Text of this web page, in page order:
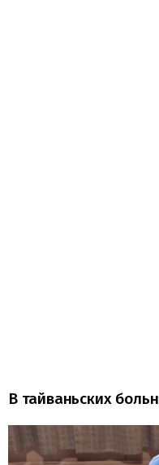
В тайваньских